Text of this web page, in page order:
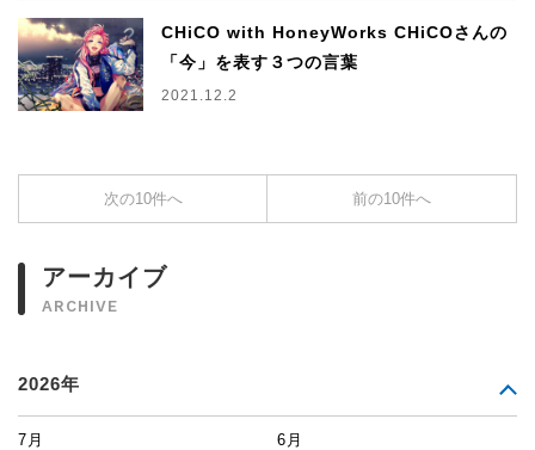
CHiCO with HoneyWorks CHiCOさんの
「今」を表す３つの言葉
2021.12.2
次の10件へ 前の10件へ
アーカイブ
ARCHIVE
2026年
7月 6月